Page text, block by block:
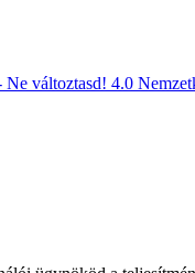
változtasd! 4.0